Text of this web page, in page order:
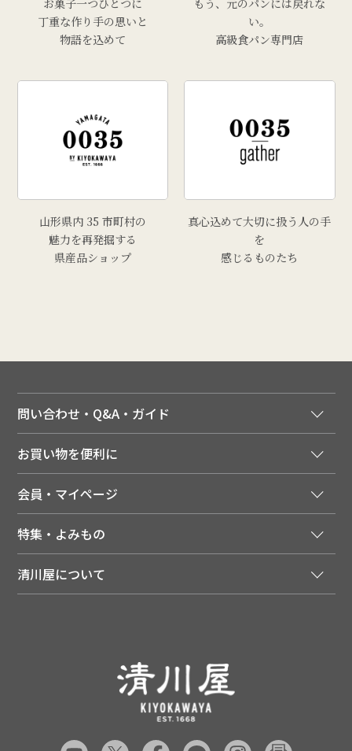
丁重な作り手の思いと
物語を込めて
い。
高級食パン専門店
山形県内 35 市町村の
魅力を再発掘する
県産品ショップ
真心込めて大切に扱う人の手
を
感じるものたち
問い合わせ・Q&A・ガイド
ご利用ガイド
領収書について
送料について
配達日について
返品について
よくあるご質問（FAQ）
あんしんの品質保証について（産直品）
品質保証について（通常品）
お買い物を便利に
季節のカタログを無料でお届け
店舗・ECポイント共通アプリ
LINEお友だち登録
会員・マイページ
会員特典について
注文履歴
特集・よみもの
メディア掲載商品
清川屋のレビューを見る
清川屋について